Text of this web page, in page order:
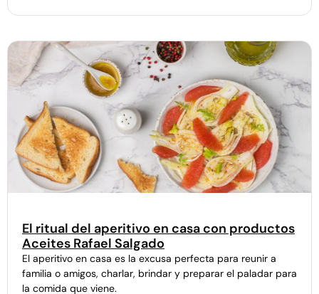
El ritual del aperitivo en casa con productos
Aceites Rafael Salgado
El aperitivo en casa es la excusa perfecta para reunir a
familia o amigos, charlar, brindar y preparar el paladar para
la comida que viene.